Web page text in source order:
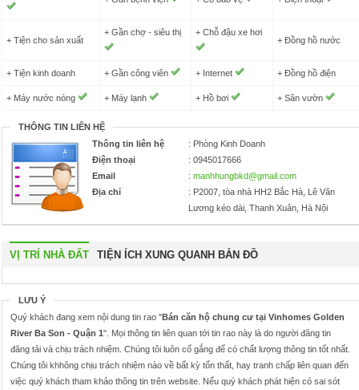
+ Tiện cho sản xuất
+ Gần chợ - siêu thị
+ Chỗ đậu xe hơi
+ Đồng hồ nước
+ Tiện kinh doanh + Gần công viên + Internet + Đồng hồ điện
+ Máy nước nóng + Máy lạnh + Hồ bơi + Sân vườn
THÔNG TIN LIÊN HỆ
Thông tin liên hệ
: Phòng Kinh Doanh
Điện thoại
: 0945017666
Email
: manhhungbkd@gmail.com
Địa chỉ
: P2007, tòa nhà HH2 Bắc Hà, Lê Văn
Lương kéo dài, Thanh Xuân, Hà Nội
VỊ TRÍ NHÀ ĐẤT TIỆN ÍCH XUNG QUANH BẢN ĐỒ
LƯU Ý
Quý khách đang xem nội dung tin rao "Bán căn hộ chung cư tại Vinhomes Golden
River Ba Son - Quận 1". Mọi thông tin liên quan tới tin rao này là do người đăng tin
đăng tải và chịu trách nhiệm. Chúng tôi luôn cố gắng để có chất lượng thông tin tốt nhất.
Chúng tôi khhông chịu trách nhiệm nào về bất kỳ tổn thất, hay tranh chấp liên quan đến
việc quý khách tham khảo thông tin trên website. Nếu quý khách phát hiện có sai sót